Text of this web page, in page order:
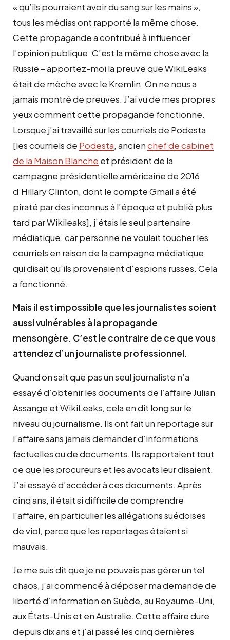
« qu’ils pourraient avoir du sang sur les mains »,
tous les médias ont rapporté la même chose.
Cette propagande a contribué à influencer
l’opinion publique. C’est la même chose avec la
Russie – apportez-moi la preuve que WikiLeaks
était de mèche avec le Kremlin. On ne nous a
jamais montré de preuves. J’ai vu de mes propres
yeux comment cette propagande fonctionne.
Lorsque j’ai travaillé sur les courriels de Podesta
[les courriels de Podesta, ancienchef de cabinet
de la Maison Blanche et président de la
campagne présidentielle américaine de 2016
d’Hillary Clinton, dont le compte Gmail a été
piraté par des inconnus à l’époque et publié plus
tard par Wikileaks], j’étais le seul partenaire
médiatique, car personne ne voulait toucher les
courriels en raison de la campagne médiatique
qui disait qu’ils provenaient d’espions russes. Cela
a fonctionné.
Mais il est impossible que les journalistes soient
aussi vulnérables à la propagande
mensongère. C’est le contraire de ce que vous
attendez d’un journaliste professionnel.
Quand on sait que pas un seul journaliste n’a
essayé d’obtenir les documents de l’affaire Julian
Assange et WikiLeaks, cela en dit long sur le
niveau du journalisme. Ils ont fait un reportage sur
l’affaire sans jamais demander d’informations
factuelles ou de documents. Ils rapportaient tout
ce que les procureurs et les avocats leur disaient.
J’ai essayé d’accéder à ces documents. Après
cinq ans, il était si difficile de comprendre
l’affaire, en particulier les allégations suédoises
de viol, parce que les reportages étaient si
mauvais.
Je me suis dit que je ne pouvais pas gérer un tel
chaos, j’ai commencé à déposer ma demande de
liberté d’information en Suède, au Royaume-Uni,
aux États-Unis et en Australie. Cette affaire dure
depuis dix ans et j’ai passé les cinq dernières